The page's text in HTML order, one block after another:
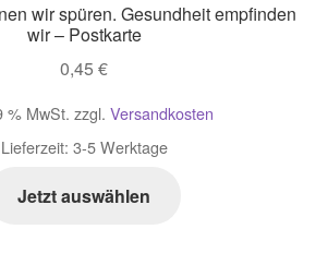
wir spüren. Gesundheit empfinden
wir – Postkarte
0,45 €
% MwSt. zzgl. Versandkosten
Lieferzeit: 3-5 Werktage
Jetzt auswählen